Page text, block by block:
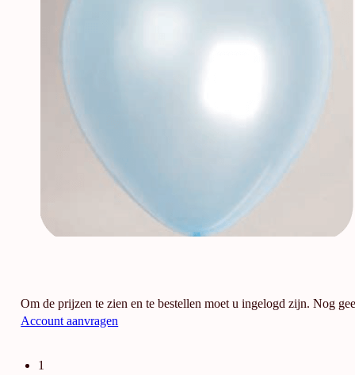
Om de prijzen te zien en te bestellen moet u ingelogd zijn. Nog
Account aanvragen
1